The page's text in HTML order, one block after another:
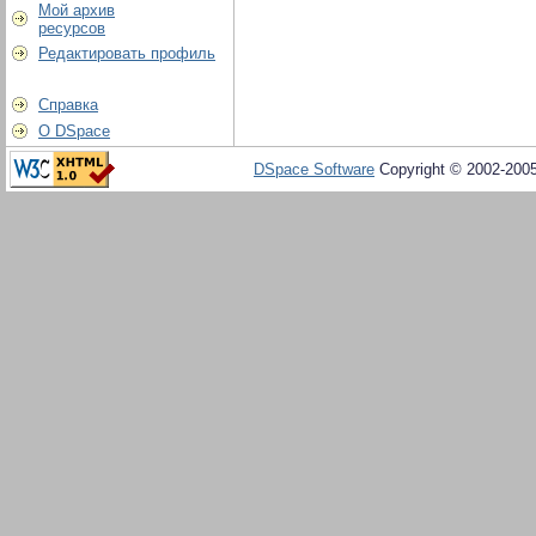
Мой архив
ресурсов
Редактировать профиль
Справка
О DSpace
DSpace Software Copyright © 2002-